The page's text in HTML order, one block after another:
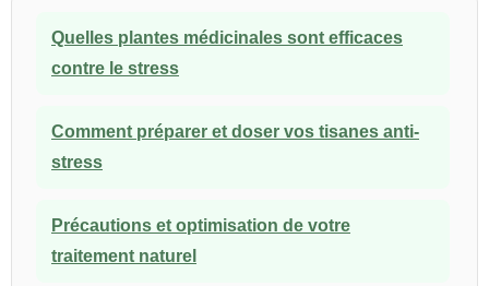
Quelles plantes médicinales sont efficaces
contre le stress
Comment préparer et doser vos tisanes anti-
stress
Précautions et optimisation de votre
traitement naturel